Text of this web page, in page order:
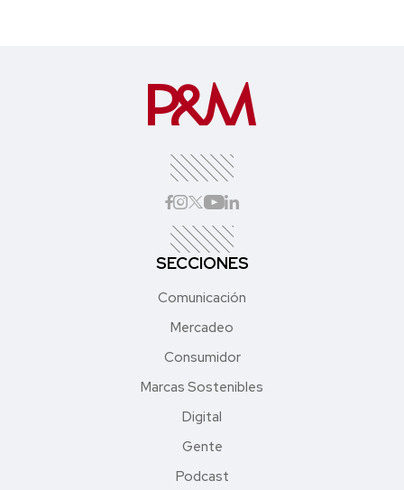
SECCIONES
Comunicación
Mercadeo
Consumidor
Marcas Sostenibles
Digital
Gente
Podcast